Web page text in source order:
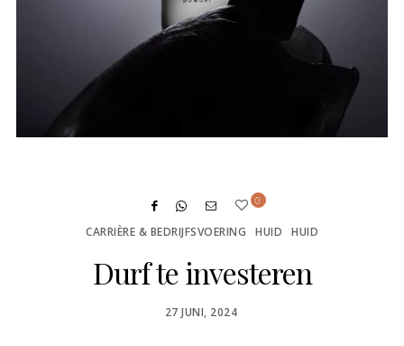
0
CARRIÈRE & BEDRIJFSVOERING HUID HUID
Durf te investeren
POSTED
27 JUNI, 2024